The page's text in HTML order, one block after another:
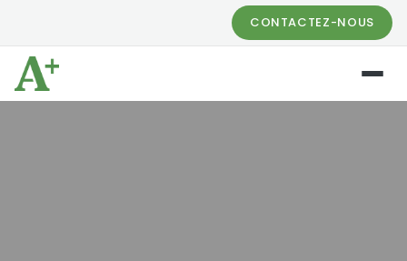
CONTACTEZ-NOUS